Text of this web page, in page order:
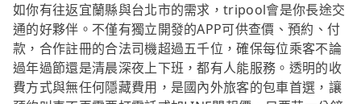
如你有往返宜蘭縣與台北市的需求，tripool會是你長途交
通的好夥伴。不僅有獨立開發的APP可供查價、預約、付
款，合作註冊的合法司機超過五千位，確保每位乘客不論
過年過節還是清晨深夜上下班，都有人能服務。透明的收
費方式與無任何隱藏費用，是國內外旅客的包車首選，讓